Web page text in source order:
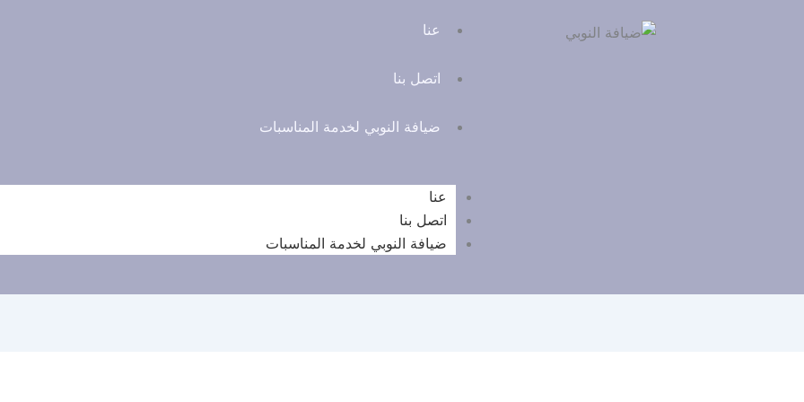
عنا
اتصل بنا
ضيافة النوبي لخدمة المناسبات
عنا
اتصل بنا
ضيافة النوبي لخدمة المناسبات